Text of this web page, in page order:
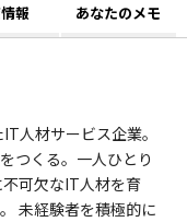
報 あなたのメモ
人材サービス企業。
つくる。一人ひとり
可欠なIT人材を育
未経験者を積極的に